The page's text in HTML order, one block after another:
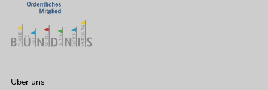
Über uns